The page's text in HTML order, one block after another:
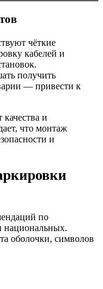
чёткие
кабелей и
получить
— привести к
и
что монтаж
и
по
национальных.
оболочки, символов